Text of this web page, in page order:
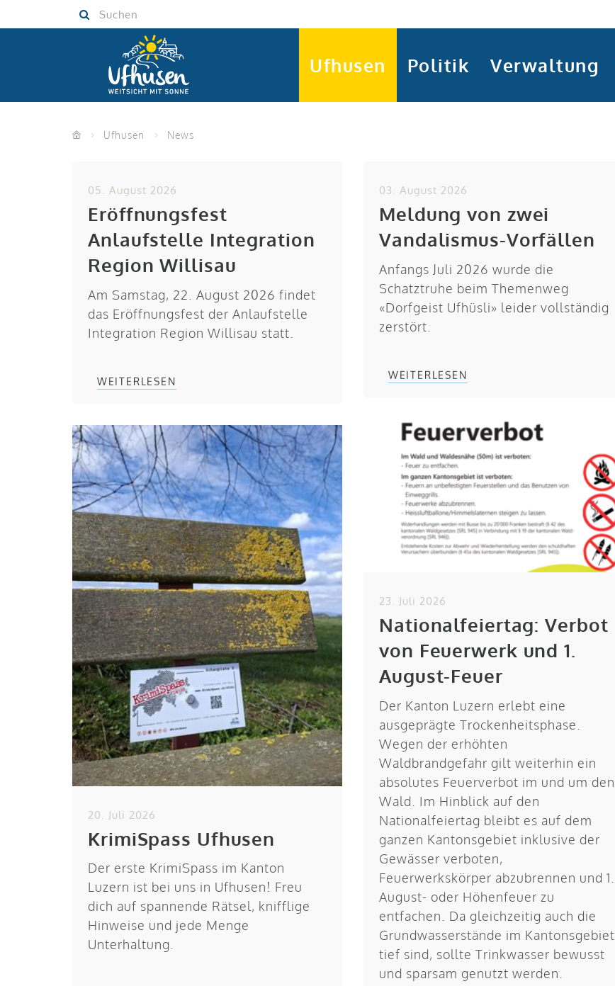
Suchen
Ufhusen Politik Verwaltung
Ufhusen News
05. August 2026
Eröffnungsfest
Anlaufstelle Integration
Region Willisau
Am Samstag, 22. August 2026 findet
das Eröffnungsfest der Anlaufstelle
Integration Region Willisau statt.
WEITERLESEN
03. August 2026
Meldung von zwei
Vandalismus-Vorfällen
Anfangs Juli 2026 wurde die
Schatztruhe beim Themenweg
«Dorfgeist Ufhüsli» leider vollständig
zerstört.
WEITERLESEN
23. Juli 2026
Nationalfeiertag: Verbot
von Feuerwerk und 1.
August-Feuer
Der Kanton Luzern erlebt eine
ausgeprägte Trockenheitsphase.
Wegen der erhöhten
Waldbrandgefahr gilt weiterhin ein
absolutes Feuerverbot im und um den
Wald. Im Hinblick auf den
Nationalfeiertag bleibt es auf dem
ganzen Kantonsgebiet inklusive der
Gewässer verboten,
Feuerwerkskörper abzubrennen und 1.
August- oder Höhenfeuer zu
entfachen. Da gleichzeitig auch die
Grundwasserstände im Kantonsgebiet
tief sind, sollte Trinkwasser bewusst
und sparsam genutzt werden.
20. Juli 2026
KrimiSpass Ufhusen
Der erste KrimiSpass im Kanton
Luzern ist bei uns in Ufhusen! Freu
dich auf spannende Rätsel, knifflige
Hinweise und jede Menge
Unterhaltung.